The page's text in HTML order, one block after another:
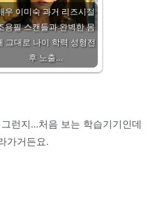
우 이미숙 과거 리즈시절
용필 스캔들과 완벽한 몸
그대로 나이 학력 성형전
후 노출…
런지…처음 보는 학습기기인데
가거든요.